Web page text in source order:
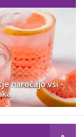
naročajo vsi -